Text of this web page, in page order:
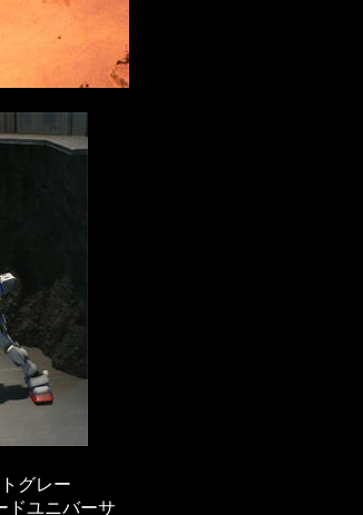
グレー
ドユニバーサ